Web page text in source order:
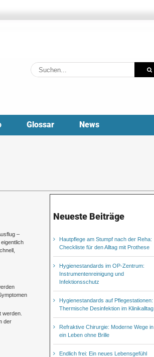
Suche
nach:
Glossar News
–
der
Neueste Beiträge
Hautpflege am Stumpf nach der Reha:
Checkliste für den Alltag mit Prothese
Hygienestandards im OP-Zentrum:
Instrumentenreinigung und
Infektionsschutz
Hygienestandards auf Pflegestationen:
Thermische Desinfektion im Klinikalltag
Refraktive Chirurgie: Moderne Wege in
ein Leben ohne Brille
Endlich frei: Ein neues Lebensgefühl